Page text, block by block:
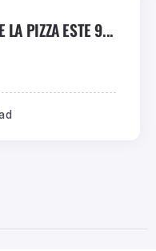
LA PIZZA ESTE 9...